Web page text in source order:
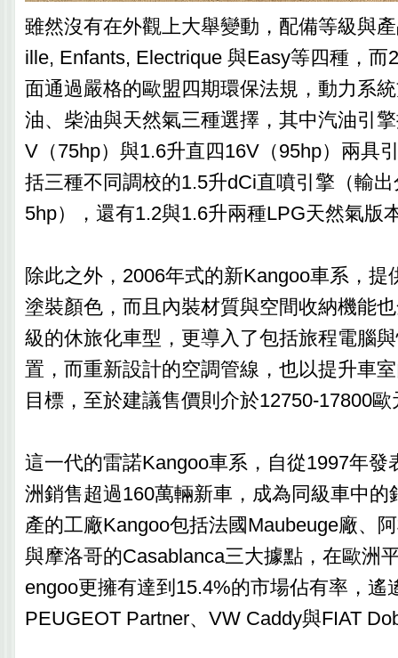
雖然沒有在外觀上大舉變動，配備等級與
ille, Enfants, Electrique 與Easy等四種，而
面通過嚴格的歐盟四期環保法規，動力系
油、柴油與天然氣三種選擇，其中汽油引
V（75hp）與1.6升直四16V（95hp）兩具
括三種不同調校的1.5升dCi直噴引擎（輸
5hp），還有1.2與1.6升兩種LPG天然氣版
除此之外，2006年式的新Kangoo車系，提
塗裝顏色，而且內裝材質與空間收納機能
級的休旅化車型，更導入了包括旅程電腦
置，而重新設計的空調管線，也以提升車
目標，至於建議售價則介於12750-17800
這一代的雷諾Kangoo車系，自從1997年發
洲銷售超過160萬輛新車，成為同級車中的
產的工廠Kangoo包括法國Maubeuge廠、
與摩洛哥的Casablanca三大據點，在歐洲
engoo更擁有達到15.4%的市場佔有率，遙
PEUGEOT Partner、VW Caddy與FIAT